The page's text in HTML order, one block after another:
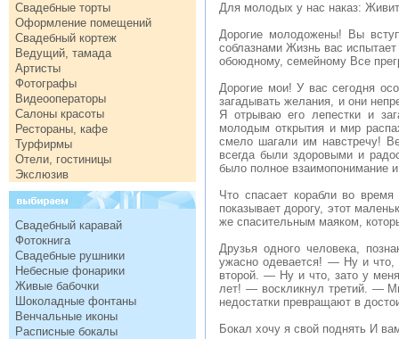
Свадебные торты
Оформление помещений
Свадебный кортеж
Ведущий, тамада
Артисты
Фотографы
Видеооператоры
Салоны красоты
Рестораны, кафе
Турфирмы
Отели, гостиницы
Экслюзив
Свадебный каравай
Фотокнига
Свадебные рушники
Небесные фонарики
Живые бабочки
Шоколадные фонтаны
Венчальные иконы
Расписные бокалы
Для молодых у нас наказ:
Дорогие молодожены! Вы
соблазнами Жизнь вас
обоюдному, семейному Все
Дорогие мои! У вас сегодня
загадывать желания, и они
Я отрываю его лепестки и
молодым открытия и мир
смело шагали им навстречу!
всегда были здоровыми и
было полное взаимопонимание
Что спасает корабли во
показывает дорогу, этот
же спасительным маяком,
Друзья одного человека,
ужасно одевается! — Ну и что,
второй. — Ну и что, зато у
лет! — воскликнул третий. —
недостатки превращают в
Бокал хочу я свой поднять И